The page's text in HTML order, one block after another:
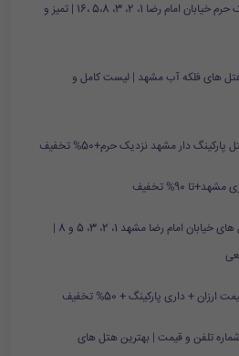
بهترین هتل آپارتمان مشهد نزدیک حرم خیابان امام رضا 1، 2، 3، 5،8 ،16 | تمیز و
های فلکه آب مشهد | لیست کامل و
دار مشهد نزدیک حرم+50% تخفیف
90% تخفیف
قیمت و شماره تلفن و لیست هتل های خیابان امام رضا مشهد 1، 2، 3، 5 و 8 |
+ داری پارکینگ + 50% تخفیف
تلفن و قیمت | بهترین هتل های